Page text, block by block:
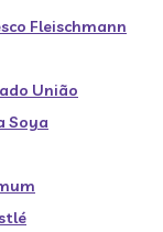
Fleischmann
União
Soya